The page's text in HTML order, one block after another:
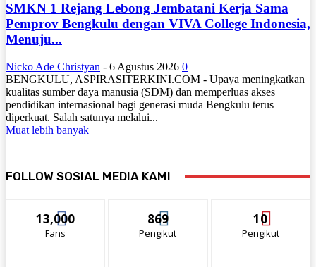
SMKN 1 Rejang Lebong Jembatani Kerja Sama
Pemprov Bengkulu dengan VIVA College Indonesia,
Menuju...
Nicko Ade Christyan - 6 Agustus 2026 0
BENGKULU, ASPIRASITERKINI.COM - Upaya meningkatkan
kualitas sumber daya manusia (SDM) dan memperluas akses
pendidikan internasional bagi generasi muda Bengkulu terus
diperkuat. Salah satunya melalui...
Muat lebih banyak
FOLLOW SOSIAL MEDIA KAMI
13,000
Fans
869
Pengikut
10
Pengikut